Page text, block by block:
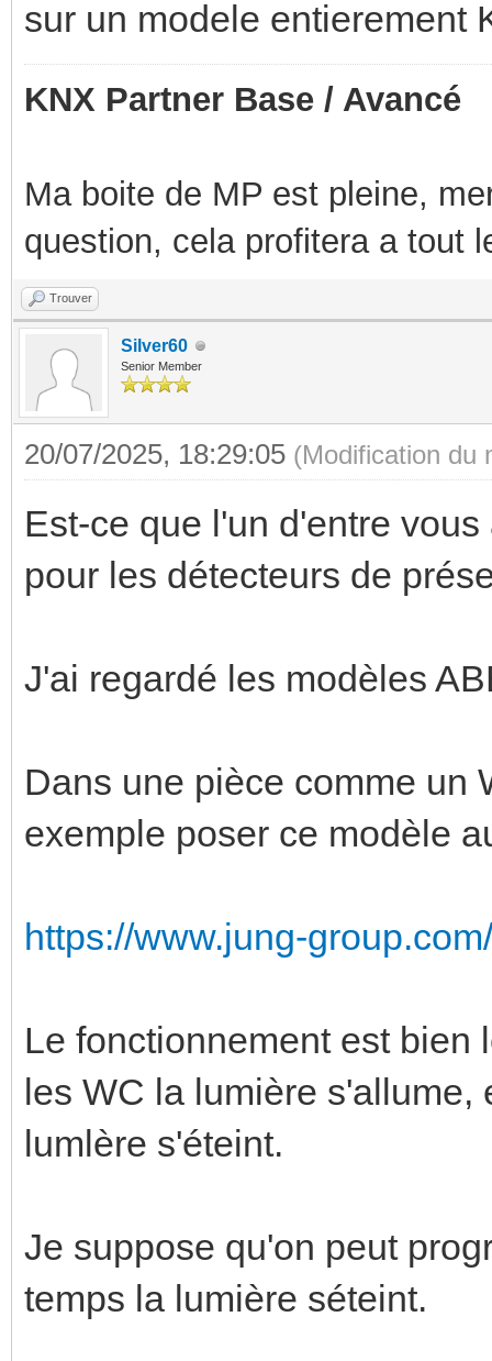
sur un modele entierement
KNX Partner Base / Avancé
Ma boite de MP est pleine,
question, cela profitera a tout
Trouver
Silver60
Senior Member
20/07/2025, 18:29:05 (Modification du
Est-ce que l'un d'entre
pour les détecteurs de
J'ai regardé les modèles
Dans une pièce comme un
exemple poser ce modèle
https://www.jung-
Le fonctionnement est bien
les WC la lumière s'allume,
lumlère s'éteint.
Je suppose qu'on peut
temps la lumière séteint.